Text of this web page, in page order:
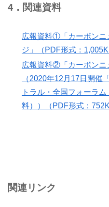
4．関連資料
広報資料①「カーボンニ
ジ」（PDF形式：
広報資料②「カーボンニ
（2020年12月17日開催
トラル・全国フォーラ
料））（PDF形式：
関連リンク